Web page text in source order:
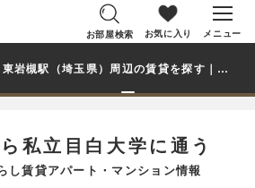
お部屋検索 お気に入り メニュー
【エイブル進学応援部】東岩槻駅（埼玉県）周辺の賃貸を探す｜私立目白大学学生・大学生の一人暮らし向け賃貸マンション・アパート
私立目白大学に通う
し賃貸アパート・マンション情報